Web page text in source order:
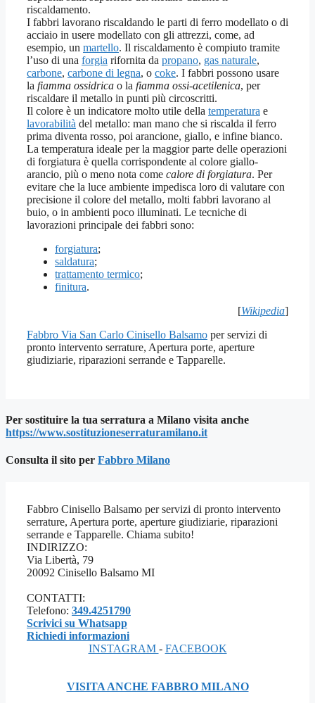
riscaldamento.
I fabbri lavorano riscaldando le parti di ferro modellato o di
acciaio in usere modellato con gli attrezzi, come, ad
esempio, un martello. Il riscaldamento è compiuto tramite
l’uso di una forgia rifornita da propano, gas naturale,
carbone, carbone di legna, o coke. I fabbri possono usare
la fiamma ossidrica o la fiamma ossi-acetilenica, per
riscaldare il metallo in punti più circoscritti.
Il colore è un indicatore molto utile della temperatura e
lavorabilità del metallo: man mano che si riscalda il ferro
prima diventa rosso, poi arancione, giallo, e infine bianco.
La temperatura ideale per la maggior parte delle operazioni
di forgiatura è quella corrispondente al colore giallo-
arancio, più o meno nota come calore di forgiatura. Per
evitare che la luce ambiente impedisca loro di valutare con
precisione il colore del metallo, molti fabbri lavorano al
buio, o in ambienti poco illuminati. Le tecniche di
lavorazioni principale dei fabbri sono:
forgiatura;
saldatura;
trattamento termico;
finitura.
[Wikipedia]
Fabbro Via San Carlo Cinisello Balsamo per servizi di
pronto intervento serrature, Apertura porte, aperture
giudiziarie, riparazioni serrande e Tapparelle.
Per sostituire la tua serratura a Milano visita anche
https://www.sostituzioneserraturamilano.it
Consulta il sito per Fabbro Milano
Fabbro Cinisello Balsamo per servizi di pronto intervento
serrature, Apertura porte, aperture giudiziarie, riparazioni
serrande e Tapparelle. Chiama subito!
INDIRIZZO:
Via Libertà, 79
20092 Cinisello Balsamo MI
CONTATTI:
Telefono: 349.4251790
Scrivici su Whatsapp
Richiedi informazioni
INSTAGRAM - FACEBOOK
VISITA ANCHE FABBRO MILANO